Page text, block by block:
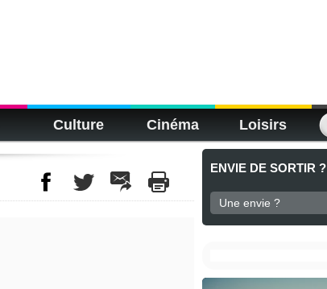
Culture Cinéma Loisirs
ENVIE DE SORTIR ?